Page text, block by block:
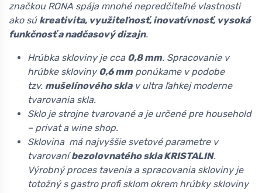
značkou RONA spája mnohé nepredčiteľné vlastnosti
ako sú kreativita, využiteľnosť, inovatívnosť, vysoká
funkčnosť a nadčasový dizajn.
Hrúbka skloviny je cca 0,8 mm. Spracovanie v
hrúbke skloviny0,6 mmponúkame v podobe
tzv. mušelínového sklav ultra ľahkej moderne
tvarovania skla.
Sklo je strojne tvarované a je určené pre household
– privat a wine shop.
Sklovina má najvyššie svetové parametre v
tvarovaníbezolovnatého skla KRISTALIN.
Výrobný proces tavenia a spracovania skloviny je
totožný s gastro profi sklom okrem hrúbky skloviny